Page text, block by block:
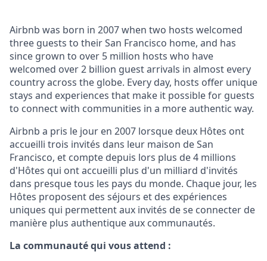
Airbnb was born in 2007 when two hosts welcomed
three guests to their San Francisco home, and has
since grown to over 5 million hosts who have
welcomed over 2 billion guest arrivals in almost every
country across the globe. Every day, hosts offer unique
stays and experiences that make it possible for guests
to connect with communities in a more authentic way.
Airbnb a pris le jour en 2007 lorsque deux Hôtes ont
accueilli trois invités dans leur maison de San
Francisco, et compte depuis lors plus de 4 millions
d'Hôtes qui ont accueilli plus d'un milliard d'invités
dans presque tous les pays du monde. Chaque jour, les
Hôtes proposent des séjours et des expériences
uniques qui permettent aux invités de se connecter de
manière plus authentique aux communautés.
La communauté qui vous attend :